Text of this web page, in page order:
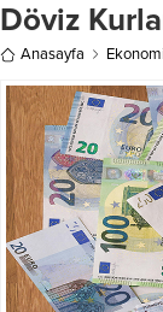
Döviz
Anasayfa Ekonomi